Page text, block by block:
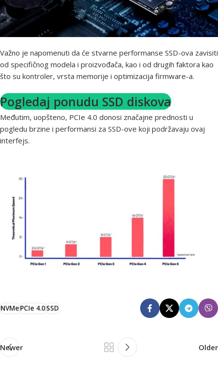
Važno je napomenuti da će stvarne performanse SSD-ova zavisiti
od specifičnog modela i proizvođača, kao i od drugih faktora kao
što su kontroler, vrsta memorije i optimizacija firmware-a.
Pogledaj ponudu SSD diskova
Međutim, uopšteno, PCIe 4.0 donosi značajne prednosti u
pogledu brzine i performansi za SSD-ove koji podržavaju ovaj
interfejs.
NVMePCIe 4.0SSD
Newer Older